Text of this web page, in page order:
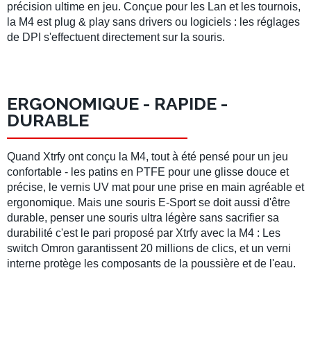
précision ultime en jeu. Conçue pour les Lan et les tournois,
la M4 est plug & play sans drivers ou logiciels : les réglages
de DPI s'effectuent directement sur la souris.
ERGONOMIQUE - RAPIDE -
DURABLE
Quand Xtrfy ont conçu la M4, tout à été pensé pour un jeu
confortable - les patins en PTFE pour une glisse douce et
précise, le vernis UV mat pour une prise en main agréable et
ergonomique. Mais une souris E-Sport se doit aussi d'être
durable, penser une souris ultra légère sans sacrifier sa
durabilité c'est le pari proposé par Xtrfy avec la M4 : Les
switch Omron garantissent 20 millions de clics, et un verni
interne protège les composants de la poussière et de l'eau.